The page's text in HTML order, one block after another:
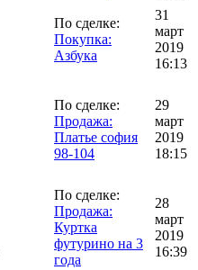
По сделке:
Покупка:
Азбука
31
март
2019
16:13
По сделке:
Продажа:
Платье софия
98-104
29
март
2019
18:15
По сделке:
Продажа:
Куртка
футурино на 3
года
28
март
2019
16:39